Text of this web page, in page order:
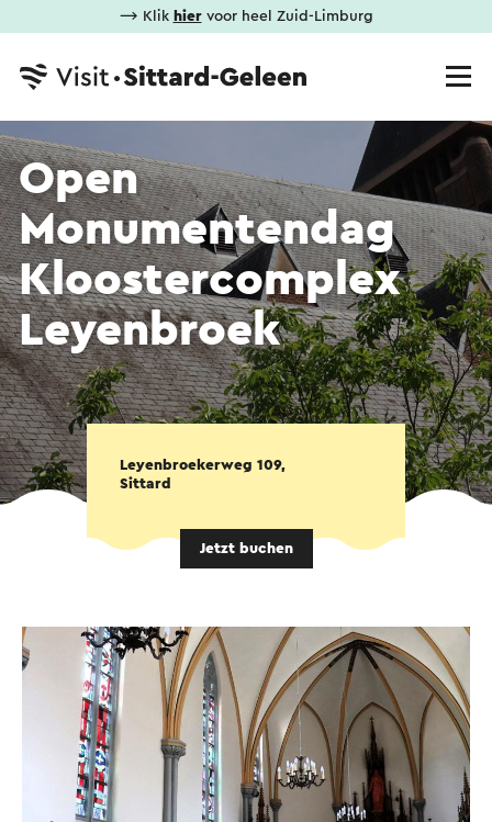
⟶ Klik hiervoor heel Zuid-Limburg
Open
Monumentendag
Kloostercomplex
Leyenbroek
Leyenbroekerweg 109,
Sittard
Jetzt buchen